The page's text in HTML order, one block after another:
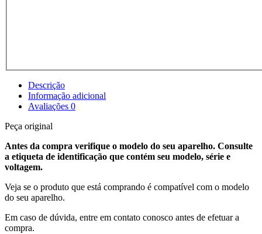
Descrição
Informação adicional
Avaliações 0
Peça original
Antes da compra verifique o modelo do seu aparelho. Consulte
a etiqueta de identificação que contém seu modelo, série e
voltagem.
Veja se o produto que está comprando é compatível com o modelo
do seu aparelho.
Em caso de dúvida, entre em contato conosco antes de efetuar a
compra.